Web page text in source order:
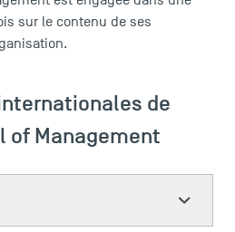
sur le contenu de ses
de
of Management